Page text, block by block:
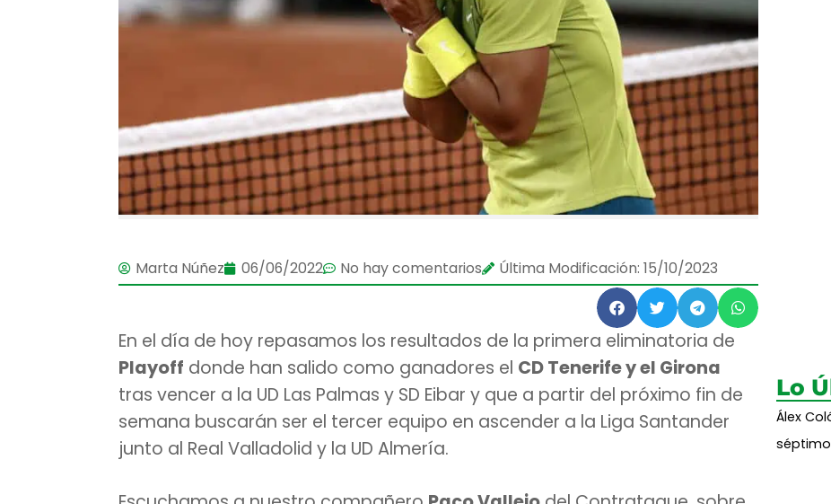
Marta Núñez 06/06/2022 No hay comentarios Última Modificación: 15/10/2023
En el día de hoy repasamos los resultados de la primera eliminatoria de
Playoff donde han salido como ganadores el CD Tenerife y el Girona
tras vencer a la UD Las Palmas y SD Eibar y que a partir del próximo fin de
semana buscarán ser el tercer equipo en ascender a la Liga Santander
junto al Real Valladolid y la UD Almería.
Lo
Álex